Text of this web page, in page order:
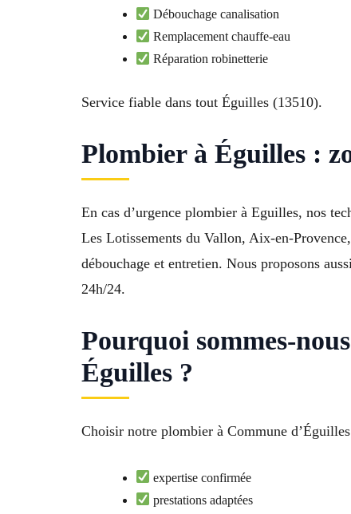
Débouchage canalisation
Remplacement chauffe-eau
Réparation robinetterie
Service fiable dans tout Éguilles (13510).
Plombier à Éguilles :
En cas d’urgence plombier à Eguilles, nos
Les Lotissements du Vallon, Aix-en-
débouchage et entretien. Nous proposons
24h/24.
Pourquoi sommes-
Éguilles ?
Choisir notre plombier à Commune
expertise confirmée
prestations adaptées